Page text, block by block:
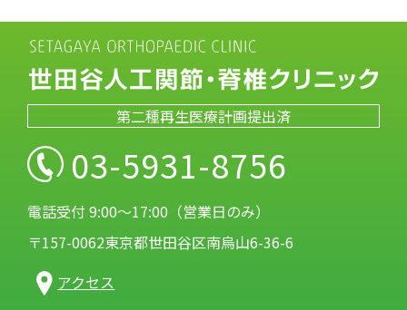
第二種再生医療計画提出済
03-5931-8756
電話受付 9:00～17:00（営業日のみ）
〒157-0062東京都世田谷区南烏山6-36-6
アクセス